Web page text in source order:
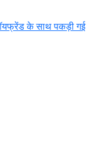
के साथ पकड़ी गई